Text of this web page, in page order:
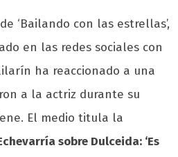
‘Bailando con las estrellas’,
en las redes sociales con
ha reaccionado a una
a la actriz durante su
El medio titula la
sobre Dulceida: ‘Es